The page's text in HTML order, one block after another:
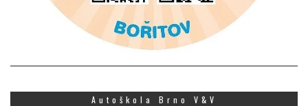
Autoškola Brno V&V